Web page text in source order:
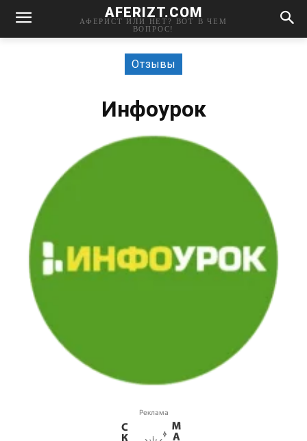
AFERIZT.COM
АФЕРИСТ ИЛИ НЕТ? ВОТ В ЧЕМ
ВОПРОС!
Отзывы
Инфоурок
Реклама